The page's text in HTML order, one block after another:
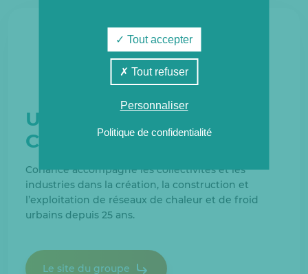
Une filiale du groupe
Coriance
Coriance accompagne les collectivités et les
industries dans la création, la construction et
l’exploitation de réseaux de chaleur et de froid
urbains depuis 25 ans.
Le site du groupe
Tout accepter
Tout refuser
Personnaliser
Politique de confidentialité